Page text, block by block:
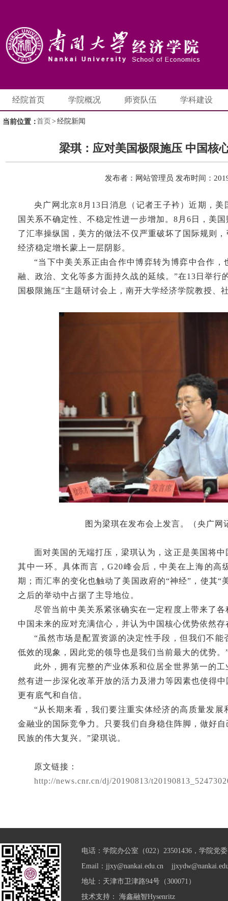
经院首页 学院概况 师资队伍 学科建设
当前位置：首页 > 经院新闻
梁琪：应对美国极限施压 中国核
发布者：网站管理员 发布时间：
央广网北京8月13日消息（记者王子衿）近期，
国关系不确定性、不稳定性进一步增加。8月6日，美
了汇率操纵国，美方的做法不仅严重破坏了国际规则
经济稳定增长蒙上一层阴影。
“当下中美关系正由合作中博弈转为博弈中合作
融、政治、文化等多方面持久战的延续。”在13日举行
国极限施压”主题研讨会上，南开大学经济学院教授、
图为梁琪在发布会上发言。（央广网
面对美国的无端打压，梁琪认为，这正是美国将
其中一环。具体而言，G20峰会后，中美在上海的高
期；而汇率的变化也触动了美国政府的“神经”，使其“
之后的举动中占据了主导地位。
尽管当前中美关系紧张确实在一定程度上带来了
中国未来的应对充满信心，并认为中国核心优势依然存
“虽然市场是配置资源的决定性手段，但我们不
低效的现象，因此党的领导也是我们当前最大的优势
此外，拥有完整的产业体系和位居全世界第一的
然有进一步深化改革开放的活力及潜力等因素也使得
更有底气和自信。
“从长期来看，我们要注重实体经济的高质量发
金融业的国际竞争力。只要我们自身稳住阵脚，做好
民族的伟大复兴。”梁琪说。
原文链接：
http://news.cnr.cn/dj/20190813/
电话：学院办公室（022）23501436，学院党
Email：jjxy@nankai.edu.cn
地址：天津市卫津路94号（300071）
技术支持： 海鑫融智Hysenritz